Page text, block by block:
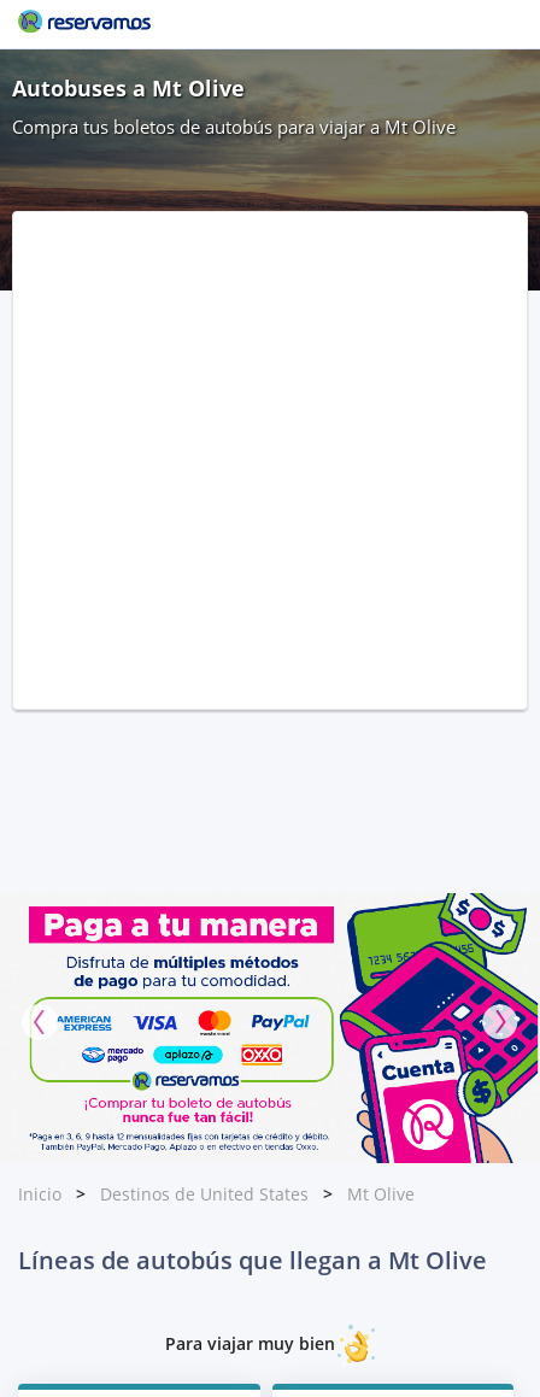
Autobuses a Mt Olive
Compra tus boletos de autobús para viajar a Mt Olive
Inicio Destinos de United States Mt Olive
Líneas de autobús que llegan a Mt Olive
Para viajar muy bien